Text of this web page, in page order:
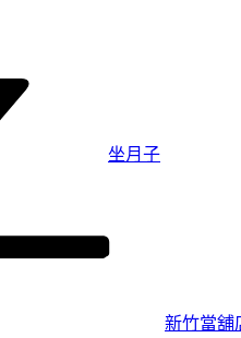
坐月子
新竹當舖